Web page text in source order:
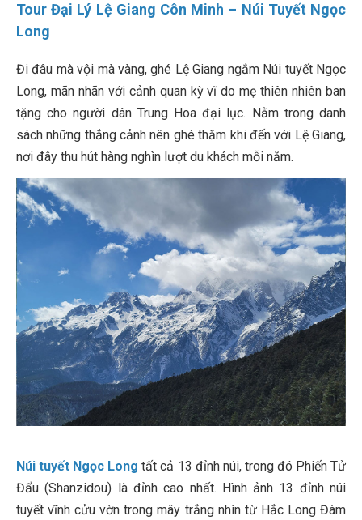
Tour Đại Lý Lệ Giang Côn Minh – Núi Tuyết Ngọc
Long
Đi đâu mà vội mà vàng, ghé Lệ Giang ngắm Núi tuyết Ngọc
Long, mãn nhãn với cảnh quan kỳ vĩ do mẹ thiên nhiên ban
tặng cho người dân Trung Hoa đại lục. Nằm trong danh
sách những thắng cảnh nên ghé thăm khi đến với Lệ Giang,
nơi đây thu hút hàng nghìn lượt du khách mỗi năm.
Núi tuyết Ngọc Long tất cả 13 đỉnh núi, trong đó Phiến Tử
Đẩu (Shanzidou) là đỉnh cao nhất. Hình ảnh 13 đỉnh núi
tuyết vĩnh cửu vờn trong mây trắng nhìn từ Hắc Long Đàm